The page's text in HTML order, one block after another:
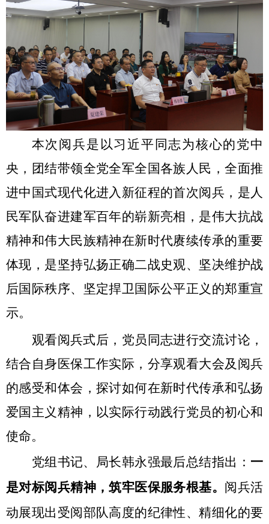
本次阅兵是以习近平同志为核心的党中
央，团结带领全党全军全国各族人民，全面推
进中国式现代化进入新征程的首次阅兵，是人
民军队奋进建军百年的崭新亮相，是伟大抗战
精神和伟大民族精神在新时代赓续传承的重要
体现，是坚持弘扬正确二战史观、坚决维护战
后国际秩序、坚定捍卫国际公平正义的郑重宣
示。
观看阅兵式后，党员同志进行交流讨论，
结合自身医保工作实际，分享观看大会及阅兵
的感受和体会，探讨如何在新时代传承和弘扬
爱国主义精神，以实际行动践行党员的初心和
使命。
党组书记、局长韩永强最后总结指出： 一
是对标阅兵精神，筑牢医保服务根基。 阅兵活
动展现出受阅部队高度的纪律性、精细化的要